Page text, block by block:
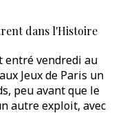
dans l'Histoire
entré vendredi au
Jeux de Paris un
peu avant que le
autre exploit, avec